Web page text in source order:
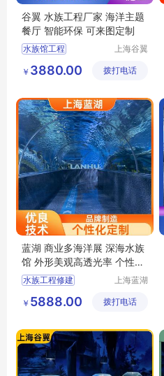
谷翼 水族工程厂家 海洋主题
餐厅 智能环保 可来图定制
水族馆工程
大型水族工程
上海谷翼
有限公司
￥ 3880.00 拨打电话
蓝湖 商业多海洋展 深海水族
馆 外形美观高透光率 个性化
定制
水族工程修建
水族工程设计施工
梦幻水族馆
上海蓝湖
有限公司
￥ 5888.00 拨打电话